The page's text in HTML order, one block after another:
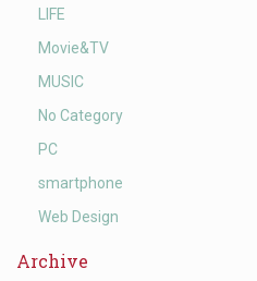
LIFE
Movie&TV
MUSIC
No Category
PC
smartphone
Web Design
Archive